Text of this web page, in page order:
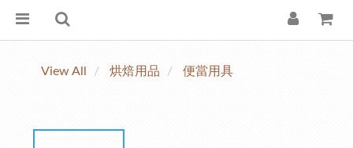
View All 烘焙用品 便當用具